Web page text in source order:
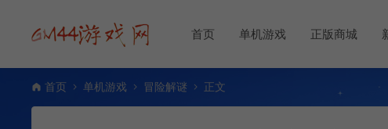
首页 单机游戏 正版商城
首页 单机游戏 冒险解谜 正文